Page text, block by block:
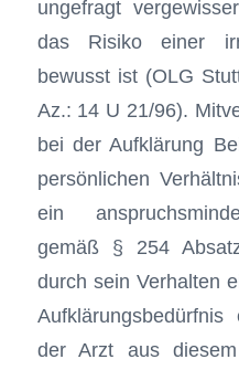
ungefragt
das Risiko einer
bewusst ist (OLG
Az.: 14 U 21/96).
bei der Aufklärung
persönlichen
ein
gemäß § 254
durch sein Verhalten
der Arzt aus